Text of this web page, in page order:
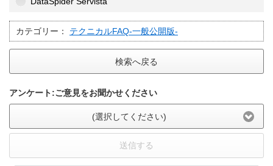
カテゴリー： テクニカルFAQ-一般公開版-
検索へ戻る
アンケート:ご意見をお聞かせください
(選択してください)
送信する